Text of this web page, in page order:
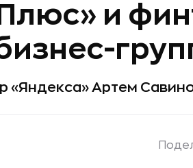
и
«Яндекса» Артем